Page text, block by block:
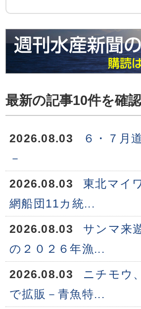
最新の記事10件を確認
2026.08.03
６・７月
－
2026.08.03
東北マイ
網船団11カ統...
2026.08.03
サンマ来
の２０２６年漁...
2026.08.03
ニチモウ
で拡販－青魚特...